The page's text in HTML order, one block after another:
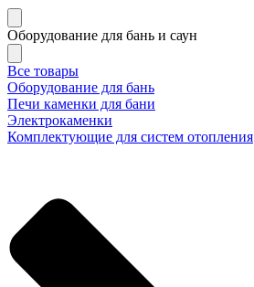
Оборудование для бань и саун
Все товары
Оборудование для бань
Печи каменки для бани
Электрокаменки
Комплектующие для систем отопления